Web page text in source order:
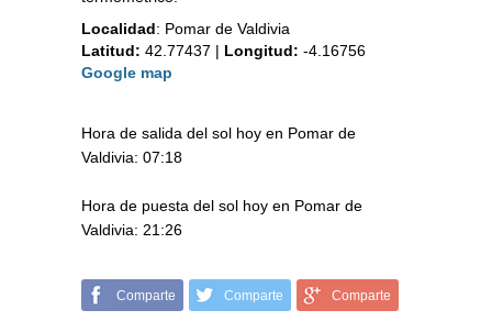
Localidad: Pomar de Valdivia
Latitud: 42.77437 | Longitud: -4.16756
Google map
Hora de salida del sol hoy en Pomar de
Valdivia: 07:18
Hora de puesta del sol hoy en Pomar de
Valdivia: 21:26
Comparte Comparte Comparte